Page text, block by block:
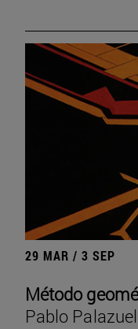
29 MAR / 3 SEP
Método
Pablo